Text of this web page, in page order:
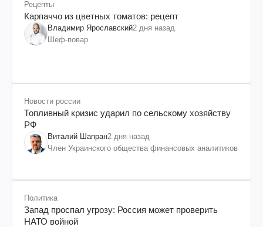
Рецепты
Карпаччо из цветных томатов: рецепт
Владимир Ярославский2 дня назад
Шеф-повар
Новости россии
Топливный кризис ударил по сельскому хозяйству
РФ
Виталий Шапран2 дня назад
Член Украинского общества финансовых аналитиков
Политика
Запад проспал угрозу: Россия может проверить
НАТО войной